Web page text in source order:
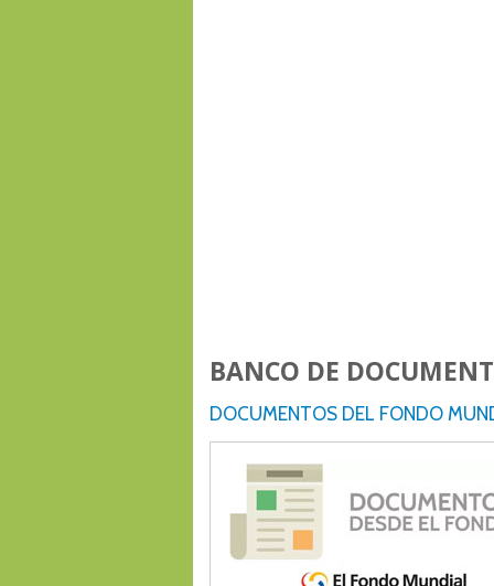
BANCO DE
DOCUMENTOS DEL FONDO